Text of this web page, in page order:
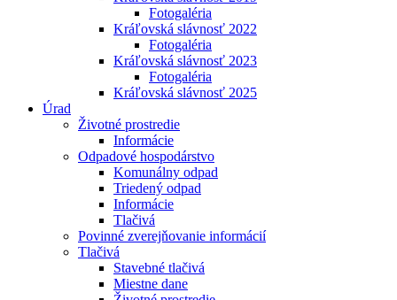
Fotogaléria
Kráľovská slávnosť 2022
Fotogaléria
Kráľovská slávnosť 2023
Fotogaléria
Kráľovská slávnosť 2025
Úrad
Životné prostredie
Informácie
Odpadové hospodárstvo
Komunálny odpad
Triedený odpad
Informácie
Tlačivá
Povinné zverejňovanie informácií
Tlačivá
Stavebné tlačivá
Miestne dane